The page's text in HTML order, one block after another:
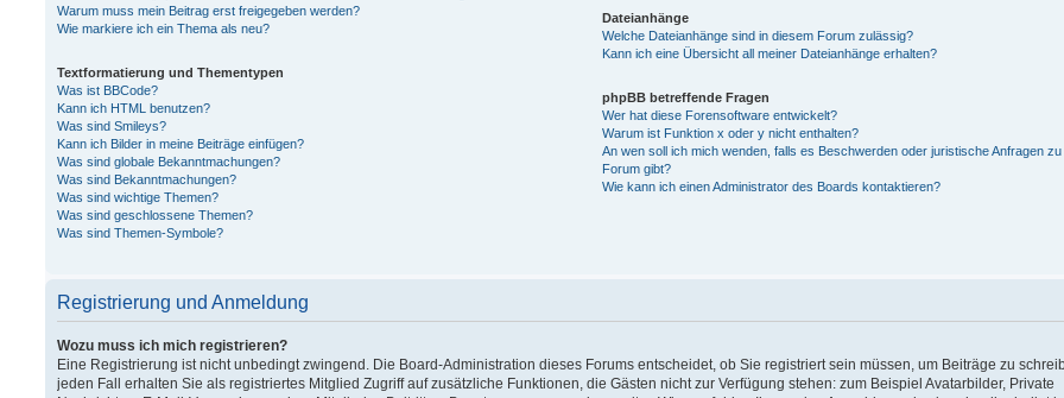
Warum muss mein Beitrag erst freigegeben werden?
Wie markiere ich ein Thema als neu?
Textformatierung und Thementypen
Was ist BBCode?
Kann ich HTML benutzen?
Was sind Smileys?
Kann ich Bilder in meine Beiträge einfügen?
Was sind globale Bekanntmachungen?
Was sind Bekanntmachungen?
Was sind wichtige Themen?
Was sind geschlossene Themen?
Was sind Themen-Symbole?
Dateianhänge
Welche Dateianhänge sind in diesem Forum zulässig?
Kann ich eine Übersicht all meiner Dateianhänge erhalten?
phpBB betreffende Fragen
Wer hat diese Forensoftware entwickelt?
Warum ist Funktion x oder y nicht enthalten?
An wen soll ich mich wenden, falls es Beschwerden oder juristische Anfragen
Forum gibt?
Wie kann ich einen Administrator des Boards kontaktieren?
Registrierung und Anmeldung
Wozu muss ich mich registrieren?
Eine Registrierung ist nicht unbedingt zwingend. Die Board-Administration dieses Forums entscheidet, ob Sie registriert sein müssen, um Beiträge zu
jeden Fall erhalten Sie als registriertes Mitglied Zugriff auf zusätzliche Funktionen, die Gästen nicht zur Verfügung stehen: zum Beispiel Avatarbilder, Private